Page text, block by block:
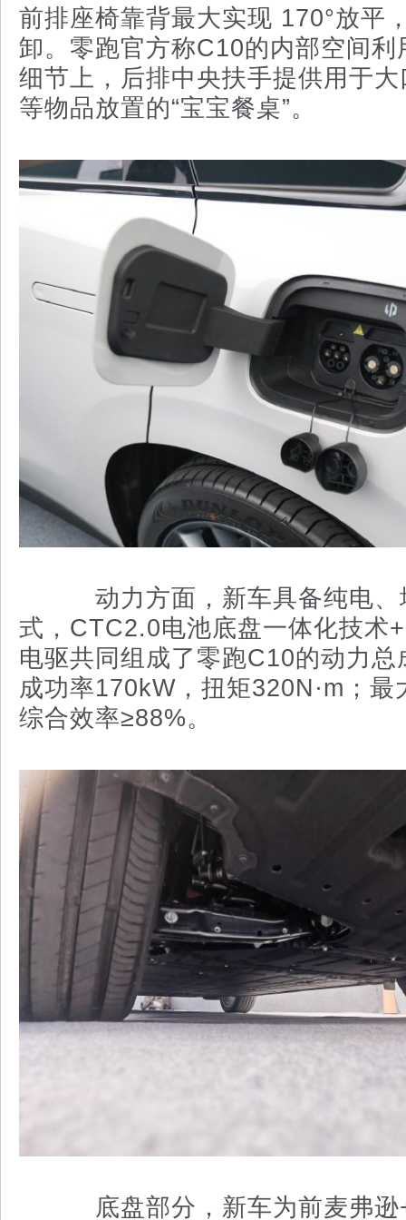
前排座椅靠背最大实现 170°放平
卸。零跑官方称C10的内部空间
细节上，后排中央扶手提供用于
等物品放置的“宝宝餐桌”。
动力方面，新车具备纯电、
式，CTC2.0电池底盘一体化技术
电驱共同组成了零跑C10的动力
成功率170kW，扭矩320N·m；
综合效率≥88%。
底盘部分，新车为前麦弗逊